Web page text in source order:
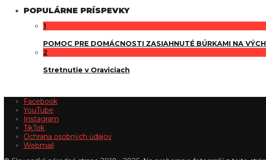
POPULÁRNE PRÍSPEVKY
1
POMOC PRE DOMÁCNOSTI ZASIAHNUTÉ BÚRKAMI NA
2
Stretnutie v Oraviciach
Facebook
YouTube
Instagram
TikTok
Ochrana osobných údajov
Webmail